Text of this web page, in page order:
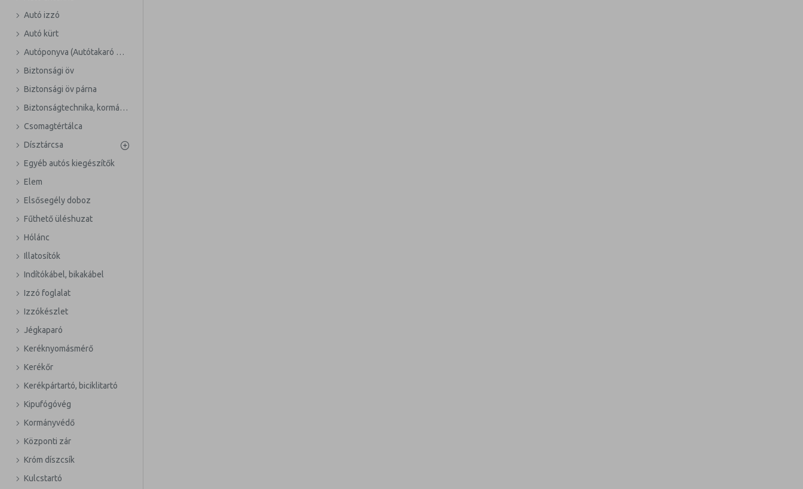
Autó izzó
Autó kürt
Autóponyva (Autótakaró ponyva)
Biztonsági öv
Biztonsági öv párna
Biztonságtechnika, kormányzár
Csomagtértálca
Dísztárcsa
Egyéb autós kiegészítők
Elem
Elsősegély doboz
Fűthető üléshuzat
Hólánc
Illatosítók
Indítókábel, bikakábel
Izzó foglalat
Izzókészlet
Jégkaparó
Keréknyomásmérő
Kerékőr
Kerékpártartó, biciklitartó
Kipufógóvég
Kormányvédő
Központi zár
Króm díszcsík
Kulcstartó